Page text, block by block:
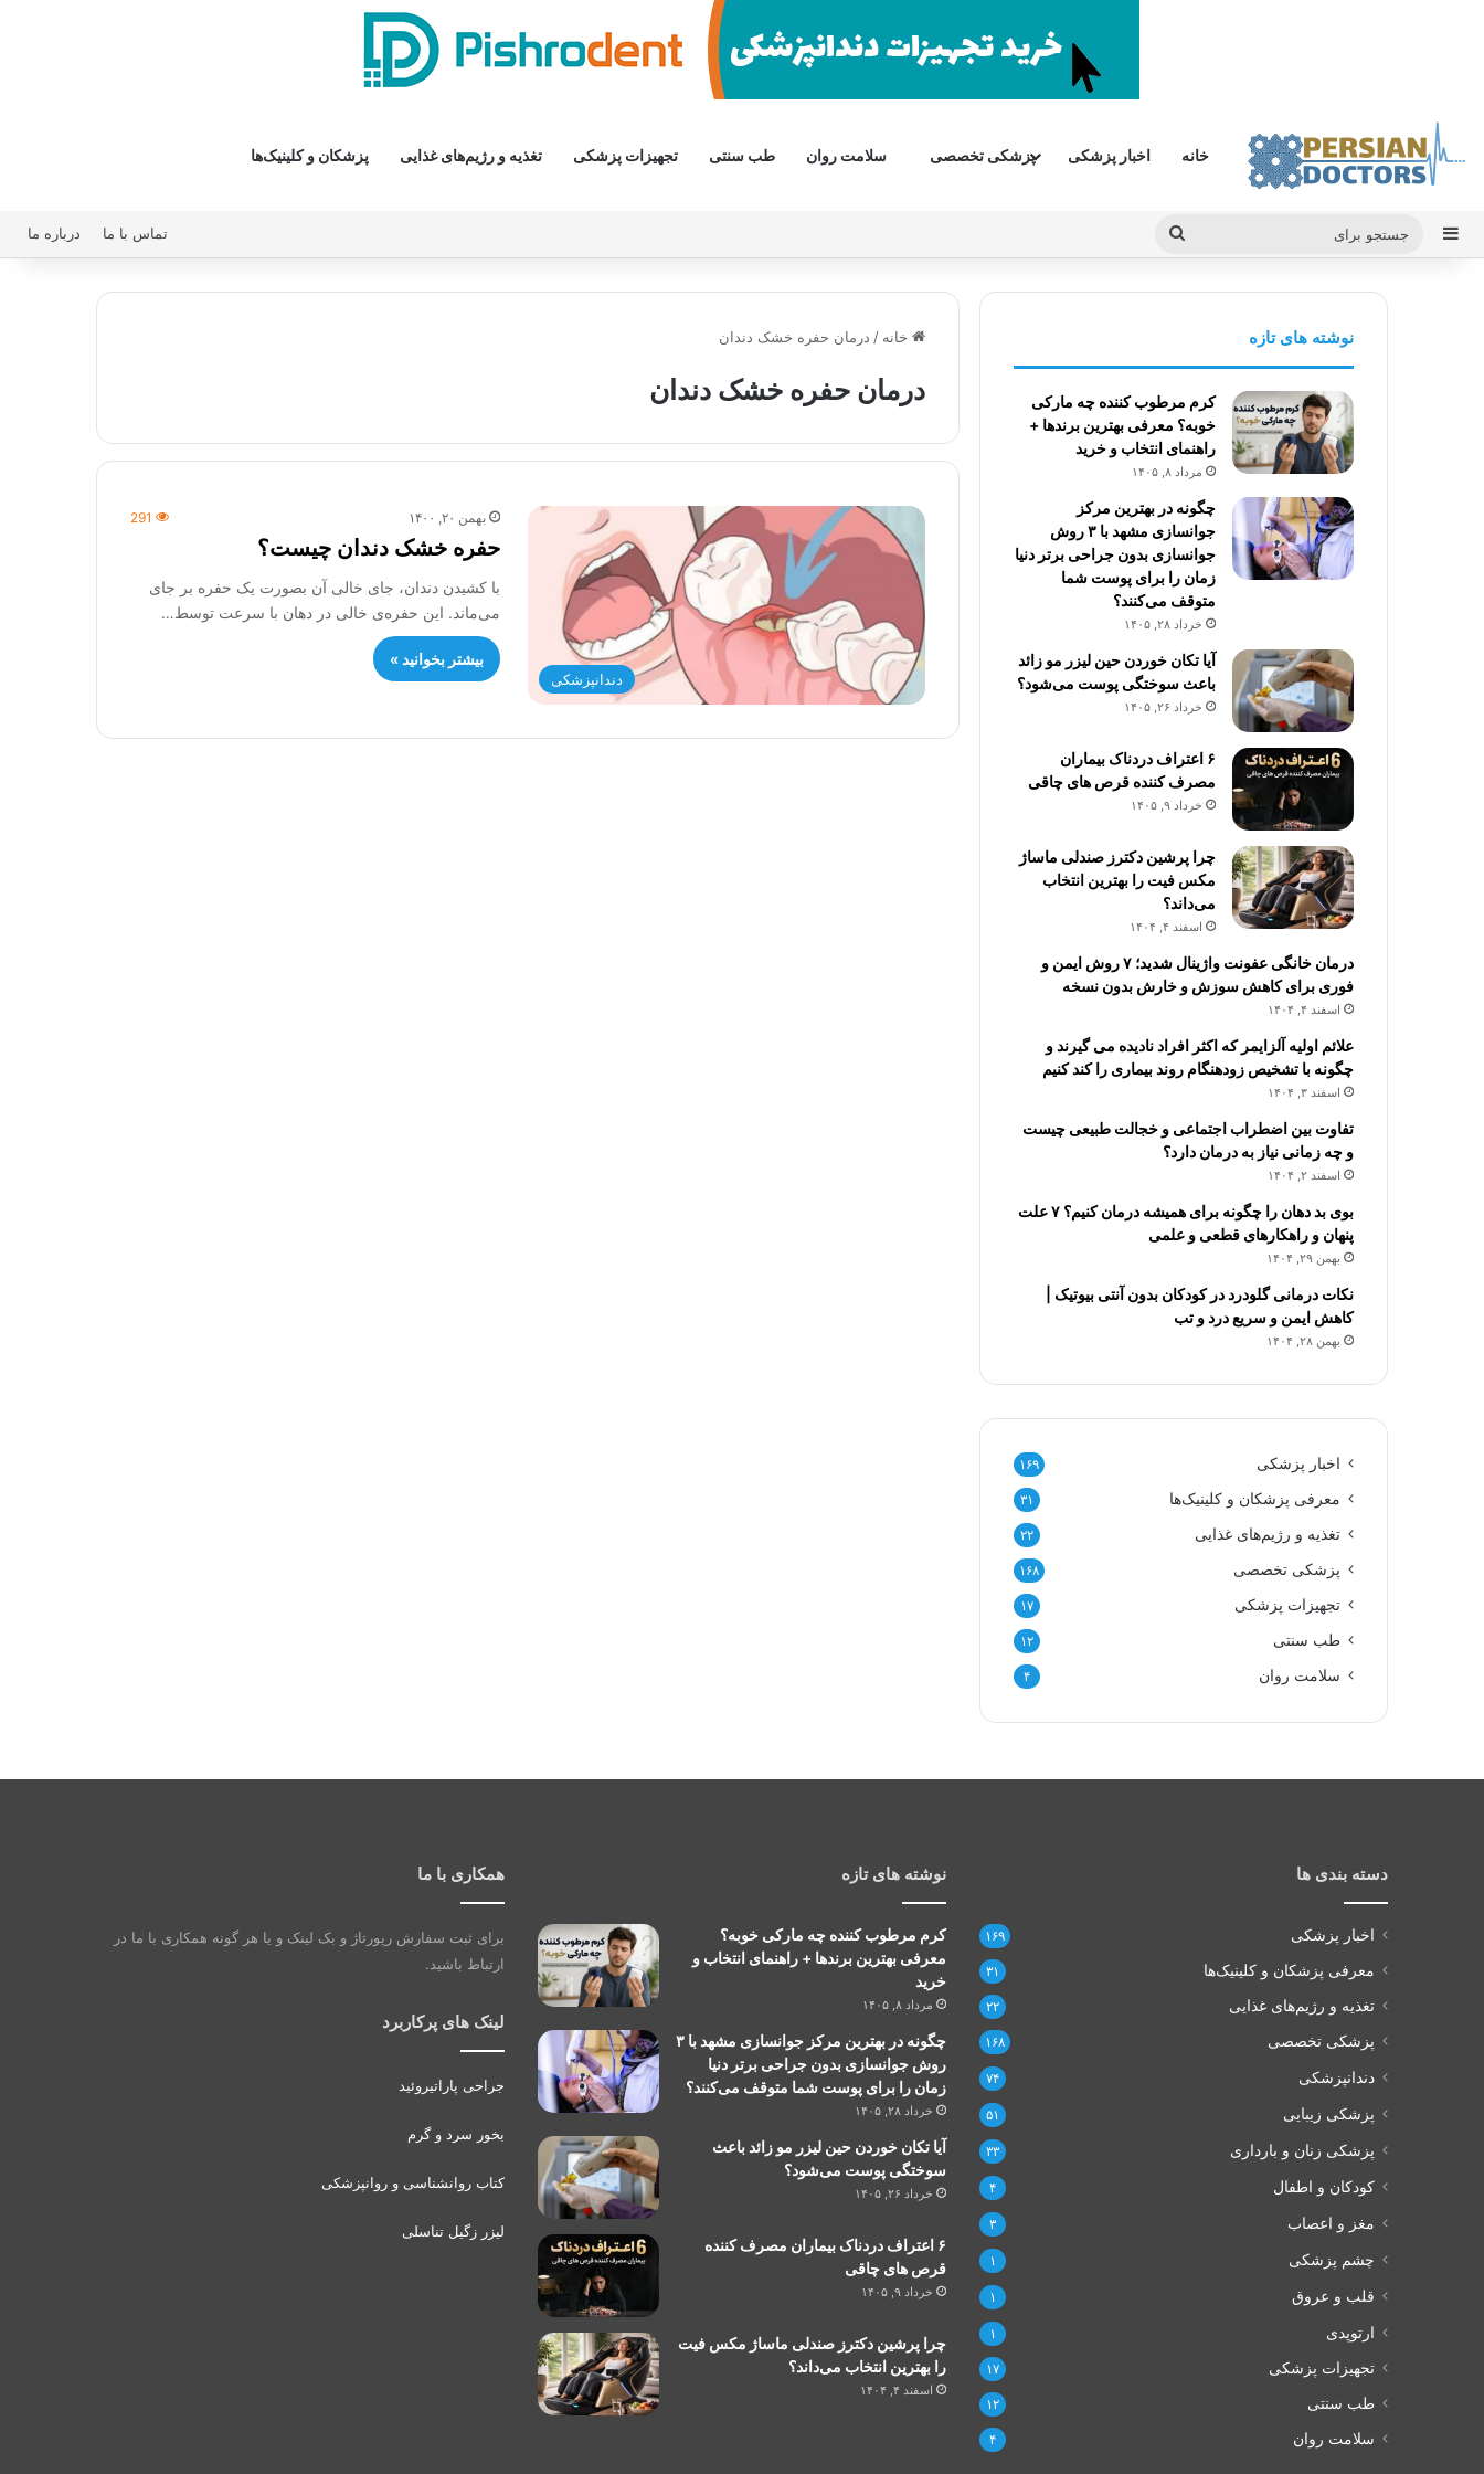
خانه اخبار پزشکی پزشکی تخصصی سلامت روان طب سنتی تجهیزات پزشکی تغذیه و رژیم‌های غذایی پزشکان و کلینیک‌ها
سایدبار تماس با ما درباره ما
خانه / درمان حفره خشک دندان
درمان حفره خشک دندان
دندانپزشکی
بهمن ۲۰, ۱۴۰۰ 291
حفره خشک دندان چیست؟
با کشیدن دندان، جای خالی آن بصورت یک حفره بر جای
می‌ماند. این حفره‌ی خالی در دهان با سرعت توسط…
بیشتر بخوانید »
نوشته های تازه
کرم مرطوب کننده چه مارکی
خوبه؟ معرفی بهترین برندها +
راهنمای انتخاب و خرید
مرداد ۸, ۱۴۰۵
چگونه در بهترین مرکز
جوانسازی مشهد با ۳ روش
جوانسازی بدون جراحی برتر دنیا
زمان را برای پوست شما
متوقف می‌کنند؟
خرداد ۲۸, ۱۴۰۵
آیا تکان خوردن حین لیزر مو زائد
باعث سوختگی پوست می‌شود؟
خرداد ۲۶, ۱۴۰۵
۶ اعتراف دردناک بیماران
مصرف کننده قرص های چاقی
خرداد ۹, ۱۴۰۵
چرا پرشین دکترز صندلی ماساژ
مکس فیت را بهترین انتخاب
می‌داند؟
اسفند ۴, ۱۴۰۴
درمان خانگی عفونت واژینال شدید؛ ۷ روش ایمن و
فوری برای کاهش سوزش و خارش بدون نسخه
اسفند ۴, ۱۴۰۴
علائم اولیه آلزایمر که اکثر افراد نادیده می گیرند و
چگونه با تشخیص زودهنگام روند بیماری را کند کنیم
اسفند ۳, ۱۴۰۴
تفاوت بین اضطراب اجتماعی و خجالت طبیعی چیست
و چه زمانی نیاز به درمان دارد؟
اسفند ۲, ۱۴۰۴
بوی بد دهان را چگونه برای همیشه درمان کنیم؟ ۷ علت
پنهان و راهکارهای قطعی و علمی
بهمن ۲۹, ۱۴۰۴
نکات درمانی گلودرد در کودکان بدون آنتی بیوتیک |
کاهش ایمن و سریع درد و تب
بهمن ۲۸, ۱۴۰۴
اخبار پزشکی ۱۶۹
معرفی پزشکان و کلینیک‌ها ۳۱
تغذیه و رژیم‌های غذایی ۲۲
پزشکی تخصصی ۱۶۸
تجهیزات پزشکی ۱۷
طب سنتی ۱۲
سلامت روان ۴
دسته بندی ها
اخبار پزشکی ۱۶۹
معرفی پزشکان و کلینیک‌ها ۳۱
تغذیه و رژیم‌های غذایی ۲۲
پزشکی تخصصی ۱۶۸
دندانپزشکی ۷۴
پزشکی زیبایی ۵۱
پزشکی زنان و بارداری ۳۳
کودکان و اطفال ۴
مغز و اعصاب ۳
چشم پزشکی ۱
قلب و عروق ۱
ارتوپدی ۱
تجهیزات پزشکی ۱۷
طب سنتی ۱۲
سلامت روان ۴
نوشته های تازه
کرم مرطوب کننده چه مارکی خوبه؟
معرفی بهترین برندها + راهنمای انتخاب و
خرید
مرداد ۸, ۱۴۰۵
چگونه در بهترین مرکز جوانسازی مشهد با ۳
روش جوانسازی بدون جراحی برتر دنیا
زمان را برای پوست شما متوقف می‌کنند؟
خرداد ۲۸, ۱۴۰۵
آیا تکان خوردن حین لیزر مو زائد باعث
سوختگی پوست می‌شود؟
خرداد ۲۶, ۱۴۰۵
۶ اعتراف دردناک بیماران مصرف کننده
قرص های چاقی
خرداد ۹, ۱۴۰۵
چرا پرشین دکترز صندلی ماساژ مکس فیت
را بهترین انتخاب می‌داند؟
اسفند ۴, ۱۴۰۴
همکاری با ما
برای ثبت سفارش رپورتاژ و بک لینک و یا هر گونه همکاری با ما در
ارتباط باشید.
لینک های پرکاربرد
جراحی پاراتیروئید
بخور سرد و گرم
کتاب روانشناسی و روانپزشکی
لیزر زگیل تناسلی